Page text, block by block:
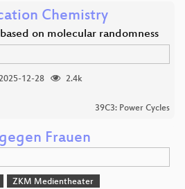
Chemistry
on molecular randomness
2025-12-28
2.4k
39C3: Power Cycles
Frauen
ZKM Medientheater